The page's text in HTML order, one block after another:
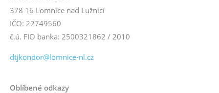
378 16 Lomnice nad Lužnicí
IČO: 22749560
č.ú. FIO banka: 2500321862 / 2010
dtjkondor@lomnice-nl.cz
Oblíbené odkazy